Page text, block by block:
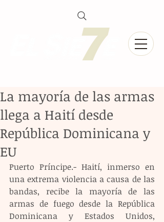
La mayoría de las armas
llega a Haití desde
República Dominicana y
EU
Puerto Príncipe.- Haití, inmerso en
una extrema violencia a causa de las
bandas, recibe la mayoría de las
armas de fuego desde la República
Dominicana y Estados Unidos,